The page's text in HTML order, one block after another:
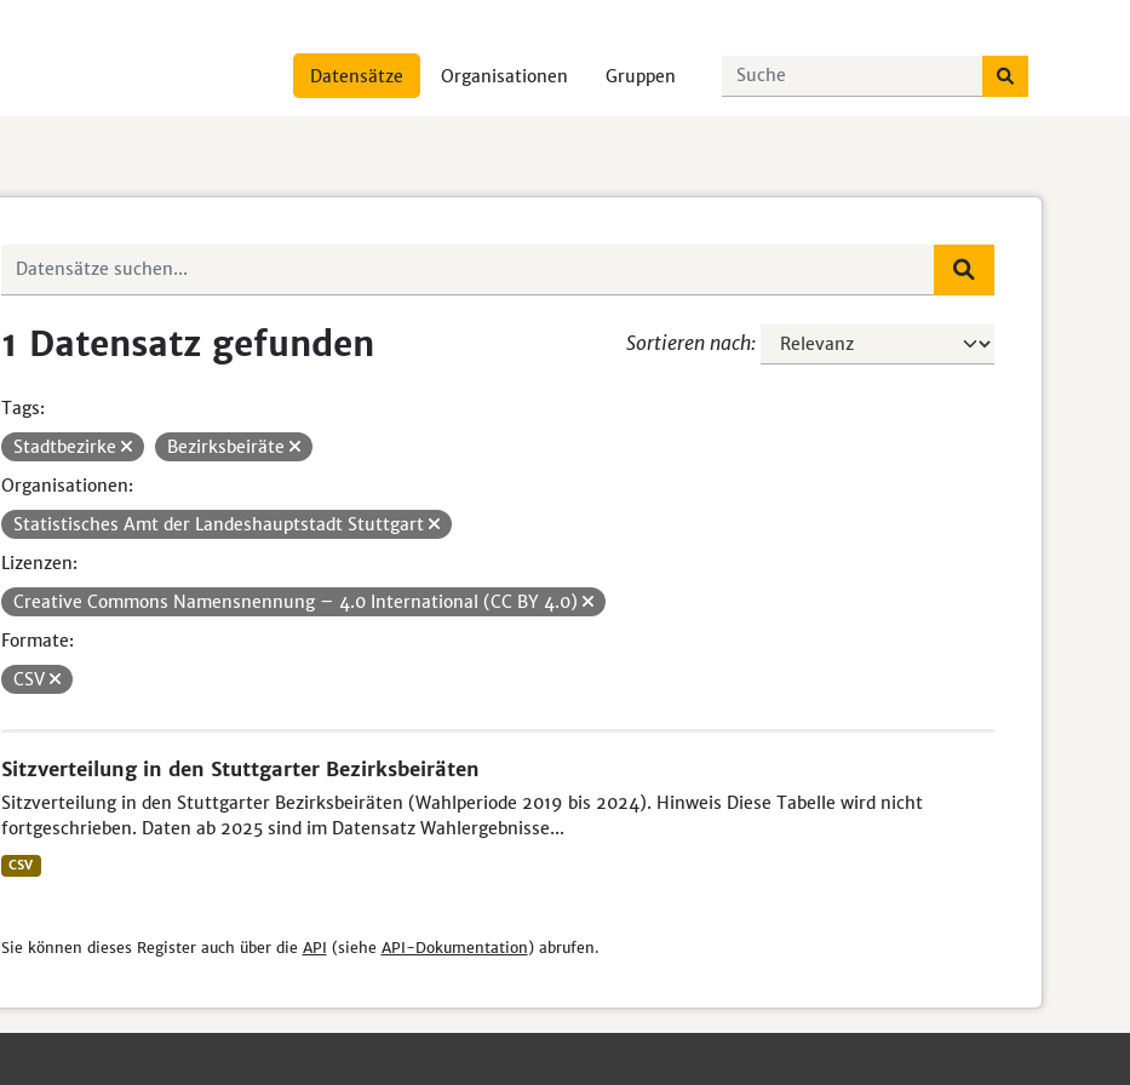
Datensätze Organisationen Gruppen
Sortieren nach
1 Datensatz gefunden
Tags:
Stadtbezirke
Bezirksbeiräte
Organisationen:
Statistisches Amt der Landeshauptstadt Stuttgart
Lizenzen:
Creative Commons Namensnennung – 4.0 International (CC BY 4.0)
Formate:
CSV
Sitzverteilung in den Stuttgarter Bezirksbeiräten
Sitzverteilung in den Stuttgarter Bezirksbeiräten (Wahlperiode 2019 bis 2024). Hinweis Diese Tabelle wird nicht
fortgeschrieben. Daten ab 2025 sind im Datensatz Wahlergebnisse...
CSV
Sie können dieses Register auch über die API (siehe API-Dokumentation) abrufen.